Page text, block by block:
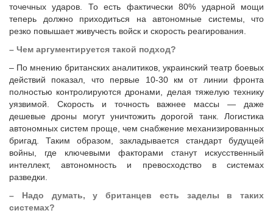
точечных ударов. То есть фактически 80% ударной мощи
теперь должно приходиться на автономные системы, что
резко повышает живучесть войск и скорость реагирования.
– Чем аргументируется такой подход?
– По мнению британских аналитиков, украинский театр боевых
действий показал, что первые 10-30 км от линии фронта
полностью контролируются дронами, делая тяжелую технику
уязвимой. Скорость и точность важнее массы — даже
дешевые дроны могут уничтожить дорогой танк. Логистика
автономных систем проще, чем снабжение механизированных
бригад. Таким образом, закладывается стандарт будущей
войны, где ключевыми факторами станут искусственный
интеллект, автономность и превосходство в системах
разведки.
–​ Надо думать, у британцев есть заделы в таких
системах?